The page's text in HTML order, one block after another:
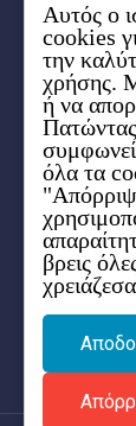
Αυτός ο
cookies
την
χρήσης.
ή να
όλα τα
βρεις